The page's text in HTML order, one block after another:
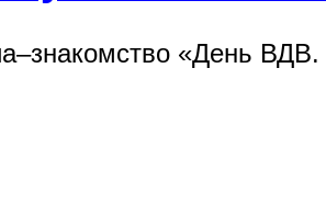
«День